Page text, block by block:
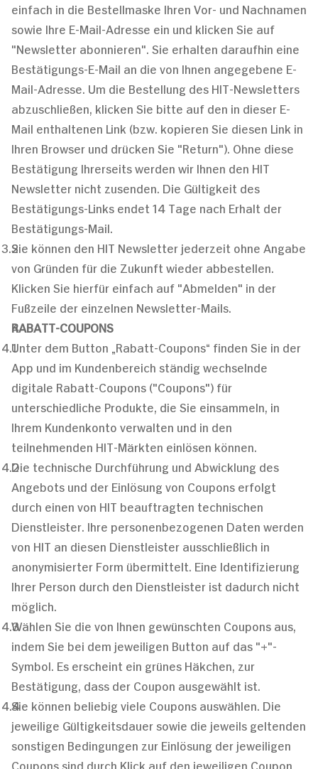
einfach in die Bestellmaske Ihren Vor- und Nachnamen
sowie Ihre E-Mail-Adresse ein und klicken Sie auf
"Newsletter abonnieren". Sie erhalten daraufhin eine
Bestätigungs-E-Mail an die von Ihnen angegebene E-
Mail-Adresse. Um die Bestellung des HIT-Newsletters
abzuschließen, klicken Sie bitte auf den in dieser E-
Mail enthaltenen Link (bzw. kopieren Sie diesen Link in
Ihren Browser und drücken Sie "Return"). Ohne diese
Bestätigung Ihrerseits werden wir Ihnen den HIT
Newsletter nicht zusenden. Die Gültigkeit des
Bestätigungs-Links endet 14 Tage nach Erhalt der
Bestätigungs-Mail.
Sie können den HIT Newsletter jederzeit ohne Angabe
von Gründen für die Zukunft wieder abbestellen.
Klicken Sie hierfür einfach auf "Abmelden" in der
Fußzeile der einzelnen Newsletter-Mails.
RABATT-COUPONS
Unter dem Button „Rabatt-Coupons“ finden Sie in der
App und im Kundenbereich ständig wechselnde
digitale Rabatt-Coupons ("Coupons") für
unterschiedliche Produkte, die Sie einsammeln, in
Ihrem Kundenkonto verwalten und in den
teilnehmenden HIT-Märkten einlösen können.
Die technische Durchführung und Abwicklung des
Angebots und der Einlösung von Coupons erfolgt
durch einen von HIT beauftragten technischen
Dienstleister. Ihre personenbezogenen Daten werden
von HIT an diesen Dienstleister ausschließlich in
anonymisierter Form übermittelt. Eine Identifizierung
Ihrer Person durch den Dienstleister ist dadurch nicht
möglich.
Wählen Sie die von Ihnen gewünschten Coupons aus,
indem Sie bei dem jeweiligen Button auf das "+"-
Symbol. Es erscheint ein grünes Häkchen, zur
Bestätigung, dass der Coupon ausgewählt ist.
Sie können beliebig viele Coupons auswählen. Die
jeweilige Gültigkeitsdauer sowie die jeweils geltenden
sonstigen Bedingungen zur Einlösung der jeweiligen
Coupons sind durch Klick auf den jeweiligen Coupon